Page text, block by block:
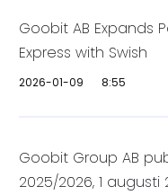
Goobit AB Expands
Express with Swish
2026-01-09 8:55
Goobit Group AB
2025/2026, 1